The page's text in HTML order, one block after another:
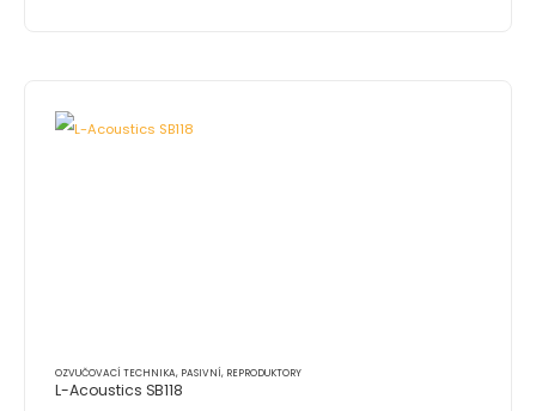
OZVUČOVACÍ TECHNIKA, PASIVNÍ, REPRODUKTORY
L-Acoustics SB118